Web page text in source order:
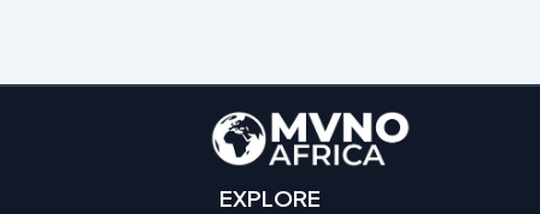
EXPLORE